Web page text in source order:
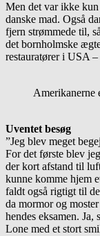
Men det var ikke kun
danske mad. Også
fjern strømmede til,
det bornholmske
restauratører i USA –
Amerikanerne
Uventet besøg
”Jeg blev meget
For det første blev
der kort afstand til
kunne komme hjem
faldt også rigtigt til
da mormor og
hendes eksamen.
Lone med et stort